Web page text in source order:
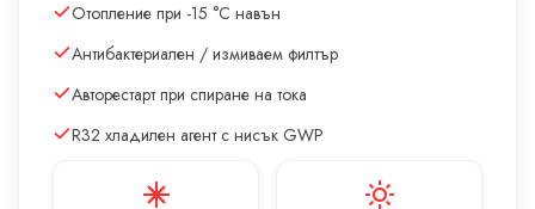
Отопление при -15 °C навън
Антибактериален / измиваем филтър
Авторестарт при спиране на тока
R32 хладилен агент с нисък GWP